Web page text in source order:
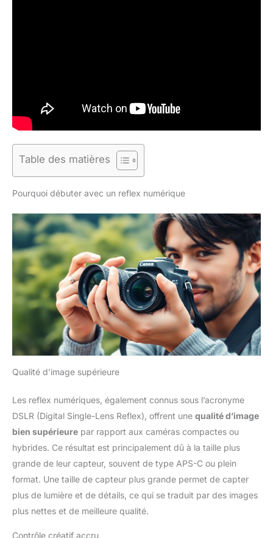
Table des matières
Pourquoi débuter avec un reflex numérique
Qualité d’image supérieure
Les reflex numériques, également connus sous l’acronyme
DSLR (Digital Single-Lens Reflex), offrent une qualité d’image
bien supérieure par rapport aux caméras compactes ou
hybrides. Ce résultat est principalement dû à la taille plus
grande de leur capteur, souvent de type APS-C ou plein
format. Une taille de capteur plus grande permet de capter
plus de lumière et de détails, ce qui se traduit par des images
plus nettes et de meilleure qualité.
Contrôle créatif accru